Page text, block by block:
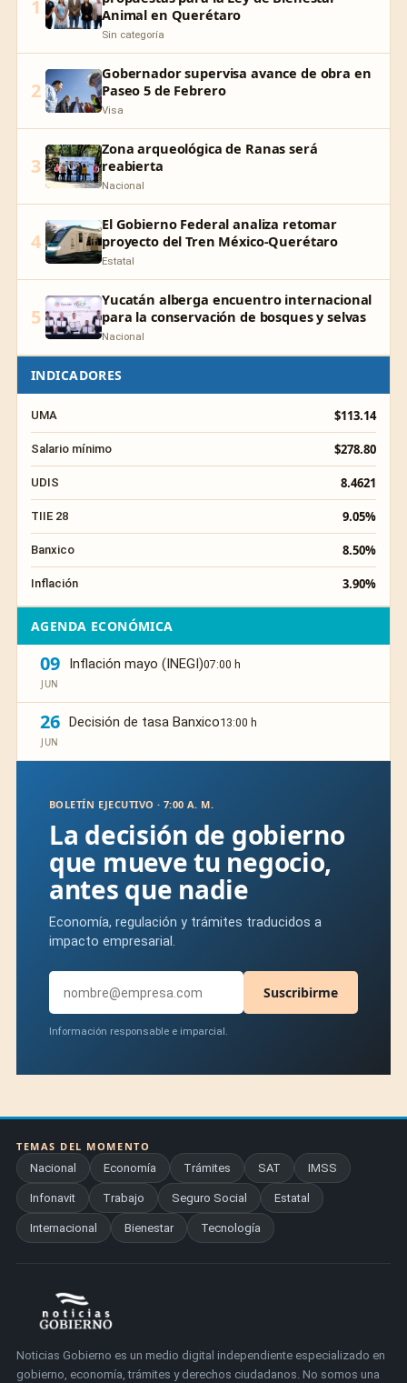
1
Animal en Querétaro
Sin categoría
2
Gobernador supervisa avance de obra en
Paseo 5 de Febrero
Visa
3
Zona arqueológica de Ranas será
reabierta
Nacional
4
El Gobierno Federal analiza retomar
proyecto del Tren México-Querétaro
Estatal
5
Yucatán alberga encuentro internacional
para la conservación de bosques y selvas
Nacional
INDICADORES
UMA $113.14
Salario mínimo $278.80
UDIS 8.4621
TIIE 28 9.05%
Banxico 8.50%
Inflación 3.90%
AGENDA ECONÓMICA
09
JUN
Inflación mayo (INEGI)07:00 h
26
JUN
Decisión de tasa Banxico13:00 h
BOLETÍN EJECUTIVO · 7:00 A. M.
La decisión de gobierno
que mueve tu negocio,
antes que nadie
Economía, regulación y trámites traducidos a
impacto empresarial.
Suscribirme
Información responsable e imparcial.
TEMAS DEL MOMENTO
Nacional
Economía Trámites SAT IMSS
Infonavit Trabajo Seguro Social Estatal
Internacional Bienestar Tecnología
Noticias Gobierno es un medio digital independiente especializado en
gobierno, economía, trámites y derechos ciudadanos. No somos una